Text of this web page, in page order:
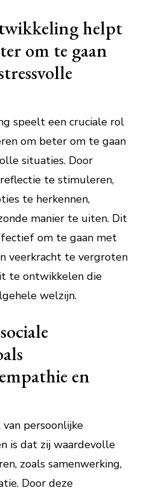
helpt
om te gaan
speelt een cruciale rol
om beter om te gaan
situaties. Door
te stimuleren,
te herkennen,
manier te uiten. Dit
om te gaan met
veerkracht te vergroten
te ontwikkelen die
welzijn.
en
persoonlijke
is dat zij waardevolle
zoals samenwerking,
Door deze